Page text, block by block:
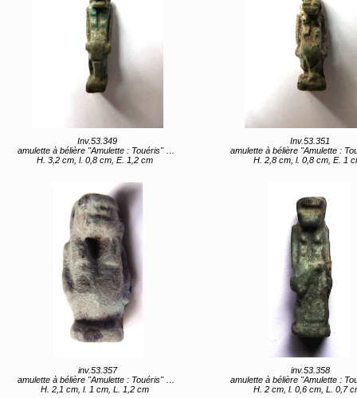
Inv.53.349
amulette à bélière "Amulette : Touéris" (titre d'usage)
H. 3,2 cm, l. 0,8 cm, E. 1,2 cm
Inv.53.351
amulette à bélière "Amulette : Touéris" (titre
H. 2,8 cm, l. 0,8 cm, E. 1
inv.53.357
amulette à bélière "Amulette : Touéris" (titre d'usage)
H. 2,1 cm, l. 1 cm, L. 1,2 cm
inv.53.358
amulette à bélière "Amulette : Touéris" (titre
H. 2 cm, l. 0,6 cm, L. 0,7